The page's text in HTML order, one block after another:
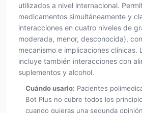
utilizados a nivel internacional.
medicamentos simultáneamente y
interacciones en cuatro niveles de
moderada, menor, desconocida),
mecanismo e implicaciones clínicas.
incluye también interacciones con
suplementos y alcohol.
Cuándo usarlo: Pacientes
Bot Plus no cubre todos los
cuando quieras una segunda